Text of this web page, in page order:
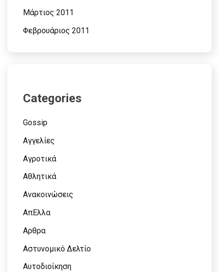
Μάρτιος 2011
Φεβρουάριος 2011
Categories
Gossip
Αγγελίες
Αγροτικά
Αθλητικά
Ανακοινώσεις
ΑπΕλλα
Αρθρα
Αστυνομικό Δελτίο
Αυτοδιοίκηση